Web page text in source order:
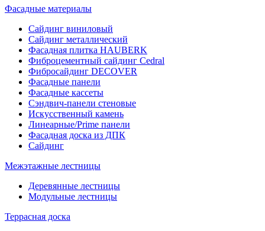
Фасадные материалы
Сайдинг виниловый
Сайдинг металлический
Фасадная плитка HAUBERK
Фиброцементный сайдинг Cedral
Фибросайдинг DECOVER
Фасадные панели
Фасадные кассеты
Сэндвич-панели стеновые
Искусственный камень
Линеарные/Prime панели
Фасадная доска из ДПК
Сайдинг
Межэтажные лестницы
Деревянные лестницы
Модульные лестницы
Террасная доска